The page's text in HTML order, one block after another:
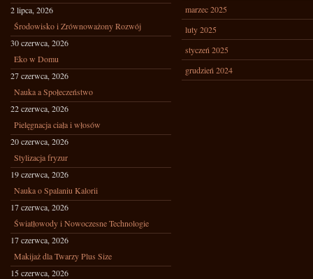
2 lipca, 2026
Środowisko i Zrównoważony Rozwój
30 czerwca, 2026
Eko w Domu
27 czerwca, 2026
Nauka a Społeczeństwo
22 czerwca, 2026
Pielęgnacja ciała i włosów
20 czerwca, 2026
Stylizacja fryzur
19 czerwca, 2026
Nauka o Spalaniu Kalorii
17 czerwca, 2026
Światłowody i Nowoczesne Technologie
17 czerwca, 2026
Makijaż dla Twarzy Plus Size
15 czerwca, 2026
marzec 2025
luty 2025
styczeń 2025
grudzień 2024